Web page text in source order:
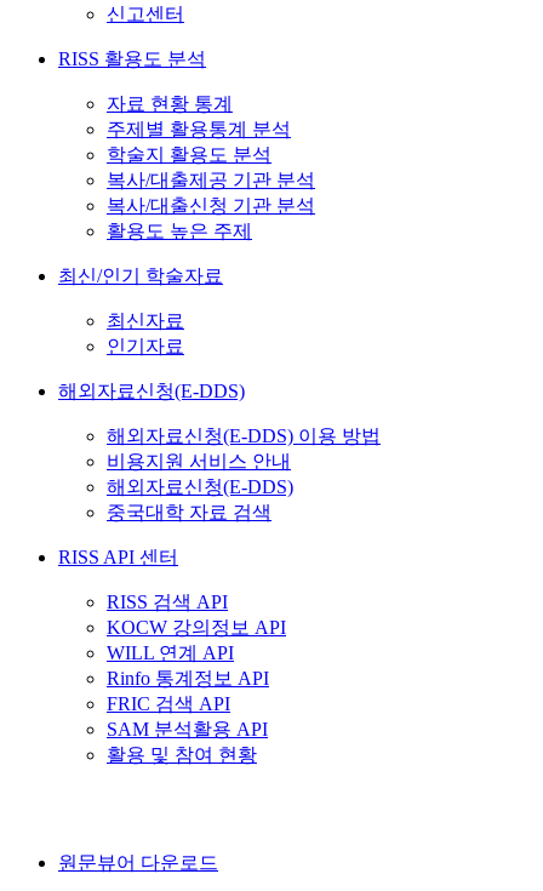
신고센터
RISS 활용도 분석
자료 현황 통계
주제별 활용통계 분석
학술지 활용도 분석
복사/대출제공 기관 분석
복사/대출신청 기관 분석
활용도 높은 주제
최신/인기 학술자료
최신자료
인기자료
해외자료신청(E-DDS)
해외자료신청(E-DDS) 이용 방법
비용지원 서비스 안내
해외자료신청(E-DDS)
중국대학 자료 검색
RISS API 센터
RISS 검색 API
KOCW 강의정보 API
WILL 연계 API
Rinfo 통계정보 API
FRIC 검색 API
SAM 분석활용 API
활용 및 참여 현황
원문뷰어 다운로드